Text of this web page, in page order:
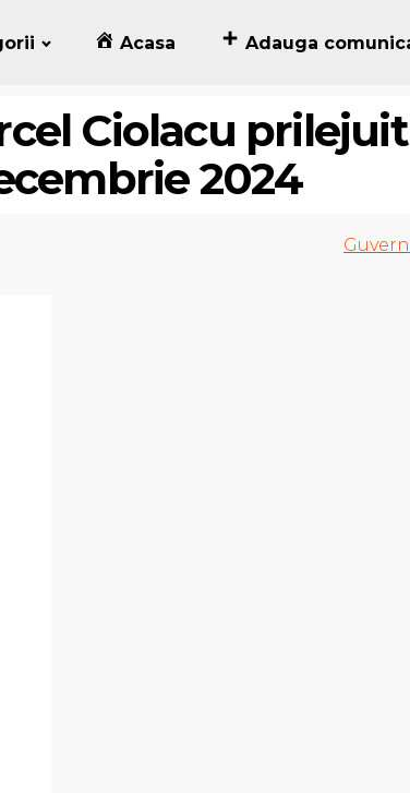
Acasa Adauga
Ciolacu prilejuit
2024
Guvern